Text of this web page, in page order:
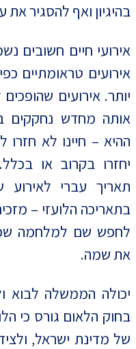
בהיגיון ואף להסגיר
אירועי חיים חשובים
אירועים טראומתיים
יותר. אירועים
אותה מחדש נחקקים
ההיא – חיינו לא
יחזרו בקרוב או
תאריך עברי לאירוע
בתאריכה הלועזי –
לחפש שם למלחמה
את שמה.
בחוק הלאום גורס כי
של מדינת ישראל,